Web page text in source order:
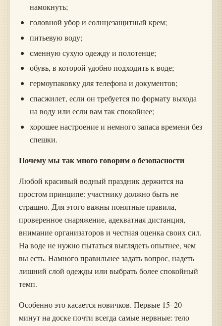
намокнуть;
головной убор и солнцезащитный крем;
питьевую воду;
сменную сухую одежду и полотенце;
обувь, в которой удобно подходить к воде;
гермоупаковку для телефона и документов;
спасжилет, если он требуется по формату выхода
на воду или если вам так спокойнее;
хорошее настроение и немного запаса времени без
спешки.
Почему мы так много говорим о безопасности
Любой красивый водный праздник держится на
простом принципе: участнику должно быть не
страшно. Для этого важны понятные правила,
проверенное снаряжение, адекватная дистанция,
внимание организаторов и честная оценка своих сил.
На воде не нужно пытаться выглядеть опытнее, чем
вы есть. Намного правильнее задать вопрос, надеть
лишний слой одежды или выбрать более спокойный
темп.
Особенно это касается новичков. Первые 15–20
минут на доске почти всегда самые нервные: тело